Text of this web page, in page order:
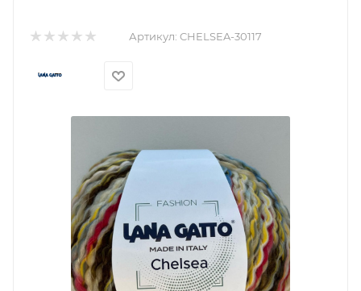
Артикул: CHELSEA-30117